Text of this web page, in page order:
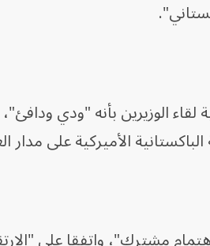
الوزيرين بأنه "ودي
الباكستانية الأميركية على